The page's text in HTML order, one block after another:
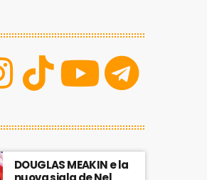
DOUGLAS MEAKIN e la